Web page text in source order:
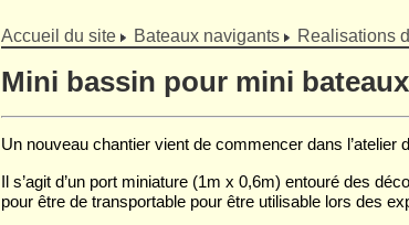
Accueil du site Bateaux navigants Realisations
Mini bassin pour mini
Un nouveau chantier vient de commencer dans l’atelier
Il s’agit d’un port miniature (1m x 0,6m) entouré des
pour être de transportable pour être utilisable lors des